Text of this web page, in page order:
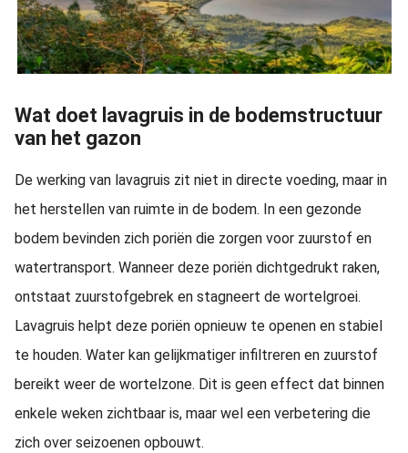
Wat doet lavagruis in de bodemstructuur
van het gazon
De werking van lavagruis zit niet in directe voeding, maar in
het herstellen van ruimte in de bodem. In een gezonde
bodem bevinden zich poriën die zorgen voor zuurstof en
watertransport. Wanneer deze poriën dichtgedrukt raken,
ontstaat zuurstofgebrek en stagneert de wortelgroei.
Lavagruis helpt deze poriën opnieuw te openen en stabiel
te houden. Water kan gelijkmatiger infiltreren en zuurstof
bereikt weer de wortelzone. Dit is geen effect dat binnen
enkele weken zichtbaar is, maar wel een verbetering die
zich over seizoenen opbouwt.